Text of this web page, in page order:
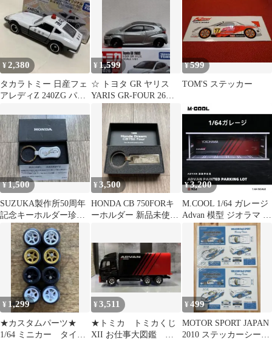
¥2,380
タカラトミー 日産フェ
アレディZ 240ZG パト
¥ 1,599
☆ トヨタ GR ヤリス
YARIS GR-FOUR 26式
トミカ ミニカー
¥599
TOM'S ステッカー
¥1,500
SUZUKA製作所50周年
記念キーホルダー珍品
希少品❗️
¥3,500
HONDA CB 750FORキ
ーホルダー 新品未使用
¥3,200
M.COOL 1/64 ガレージ
Advan 模型 ジオラマ ミ
ニカー
¥ 1,299
★カスタムパーツ★
1/64 ミニカー タイヤ
¥3,511
★トミカ トミカくじ
XII お仕事大図鑑 ク
¥499
MOTOR SPORT JAPAN
2010 ステッカーシート